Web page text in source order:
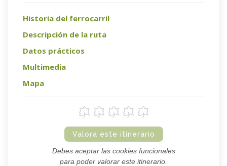
Historia del ferrocarril
Descripción de la ruta
Datos prácticos
Multimedia
Mapa
Valora este itinerario
Debes aceptar las cookies funcionales
para poder valorar este itinerario.